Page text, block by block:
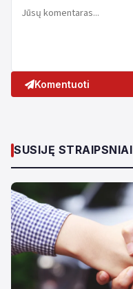
Komentuoti
SUSIJĘ STRAIPSNIAI